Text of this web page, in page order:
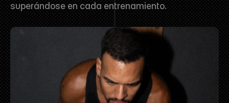
superándose en cada entrenamiento.